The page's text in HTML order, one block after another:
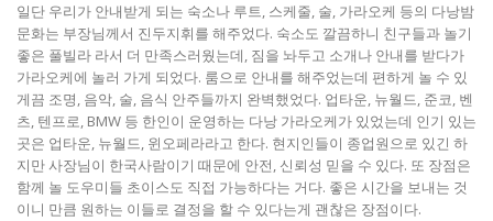
일단 우리가 안내받게 되는 숙소나 루트, 스케줄, 술, 가라오케 등의 다낭밤
문화는 부장님께서 진두지휘를 해주었다. 숙소도 깔끔하니 친구들과 놀기
좋은 풀빌라 라서 더 만족스러웠는데, 짐을 놔두고 소개나 안내를 받다가
가라오케에 놀러 가게 되었다. 룸으로 안내를 해주었는데 편하게 놀 수 있
게끔 조명, 음악, 술, 음식 안주들까지 완벽했었다. 업타운, 뉴월드, 준코, 벤
츠, 텐프로, BMW 등 한인이 운영하는 다낭 가라오케가 있었는데 인기 있는
곳은 업타운, 뉴월드, 윈오페라라고 한다. 현지인들이 종업원으로 있긴 하
지만 사장님이 한국사람이기 때문에 안전, 신뢰성 믿을 수 있다. 또 장점은
함께 놀 도우미들 초이스도 직접 가능하다는 거다. 좋은 시간을 보내는 것
이니 만큼 원하는 이들로 결정을 할 수 있다는게 괜찮은 장점이다.